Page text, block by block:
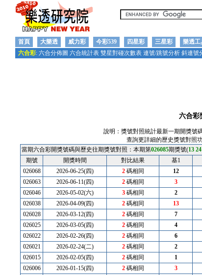
首頁 大樂透 威力彩 今彩539 四星彩 三星彩 樂透工
六合彩: 六合分佈圖 六合統計表 雙星對碰次數表 連號/跳號分析 斜連號
六合彩
說明：獎號對照統計最新一期開獎號
查詢更詳細的歷史獎號對照
當期六合彩開獎號碼與歷史往期獎號對照：本期第026085期獎號(13 24
期號
開獎時間 對比結果 基1
026068
2026-06-25(四) 2碼相同 12
026063
2026-06-11(四) 2碼相同 3
026046
2026-05-02(六) 3碼相同 2
026038
2026-04-09(四) 2碼相同 13
026028
2026-03-12(四) 2碼相同 7
026025
2026-03-05(四) 2碼相同 4
026022
2026-02-26(四) 2碼相同 6
026021
2026-02-24(二) 2碼相同 2
026015
2026-02-05(四) 2碼相同 1
026006
2026-01-15(四) 2碼相同 3